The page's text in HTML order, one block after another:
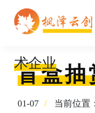
术企业
盲盒
01-07 当前位置：